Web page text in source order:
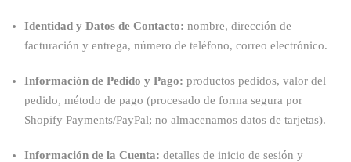
Identidad y Datos de Contacto: nombre, dirección de
facturación y entrega, número de teléfono, correo electrónico.
Información de Pedido y Pago: productos pedidos, valor del
pedido, método de pago (procesado de forma segura por
Shopify Payments/PayPal; no almacenamos datos de tarjetas).
Información de la Cuenta: detalles de inicio de sesión y